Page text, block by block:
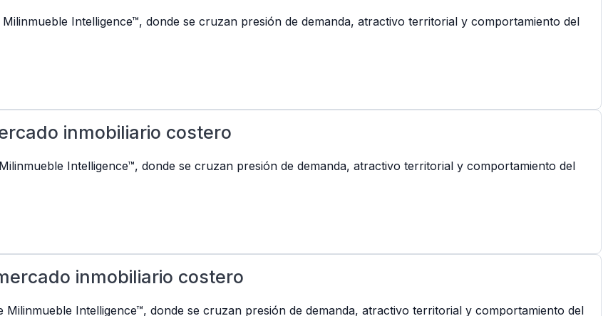
Intelligence™, donde se cruzan presión de demanda, atractivo territorial y comportamiento del
inmobiliario costero
Intelligence™, donde se cruzan presión de demanda, atractivo territorial y comportamiento del
inmobiliario costero
Intelligence™, donde se cruzan presión de demanda, atractivo territorial y comportamiento del